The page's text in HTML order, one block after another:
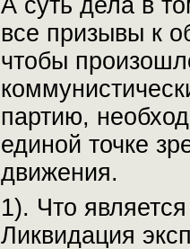
А суть дела в
все призывы к
чтобы
партию,
единой точке
движения.
1). Что
Ликвидация